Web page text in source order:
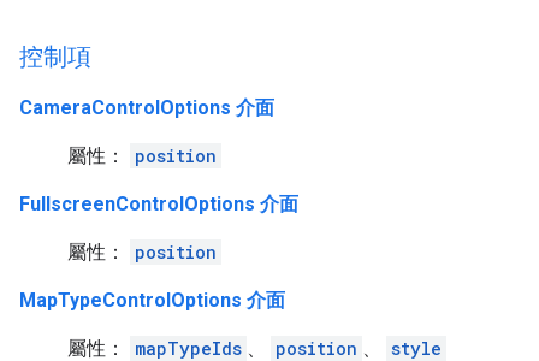
控制項
CameraControlOptions 介面
屬性： position
FullscreenControlOptions 介面
屬性： position
MapTypeControlOptions 介面
屬性： mapTypeIds 、 position 、 style